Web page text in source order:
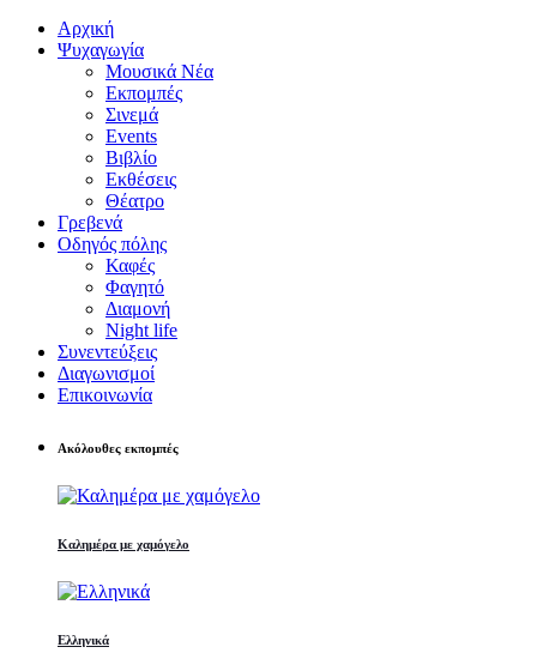
Αρχική
Ψυχαγωγία
Μουσικά Νέα
Εκπομπές
Σινεμά
Events
Βιβλίο
Εκθέσεις
Θέατρο
Γρεβενά
Οδηγός πόλης
Καφές
Φαγητό
Διαμονή
Night life
Συνεντεύξεις
Διαγωνισμοί
Επικοινωνία
Ακόλουθες εκπομπές
Καλημέρα με χαμόγελο
Ελληνικά